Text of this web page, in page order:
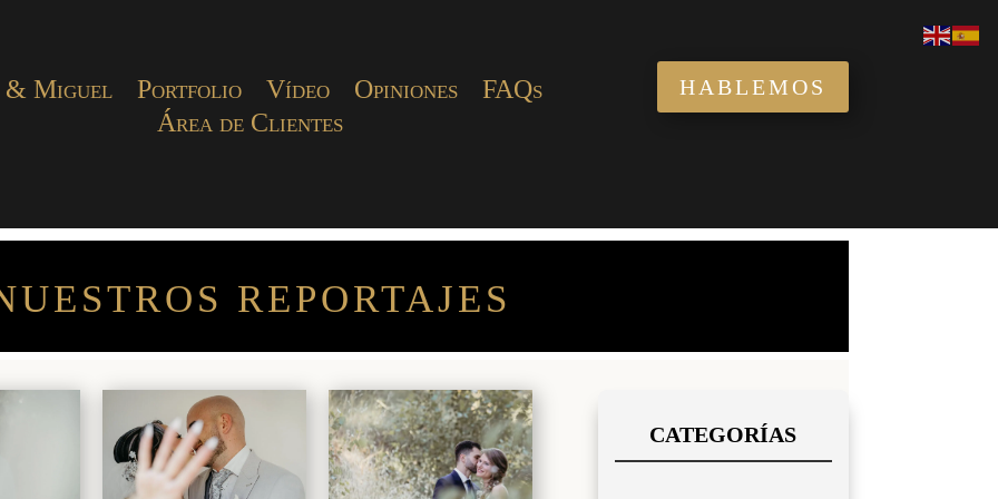
& Miguel Portfolio Vídeo Opiniones
FAQs
Área de Clientes
HABLEMOS
REPORTAJES